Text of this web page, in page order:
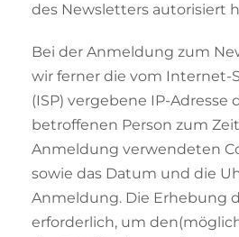
des Newsletters autorisiert
Bei der Anmeldung zum
wir ferner die vom Internet-
(ISP) vergebene IP-Adresse
betroffenen Person zum
Anmeldung verwendeten
sowie das Datum und die
Anmeldung. Die Erhebung
erforderlich, um